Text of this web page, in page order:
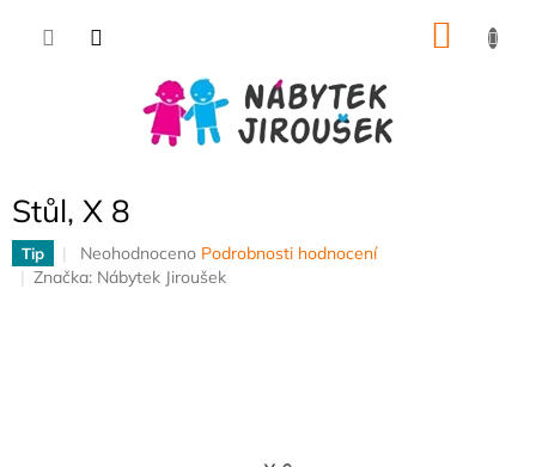
Stůl, X 8
Tip
Průměrné
hodnocení
Neohodnoceno Podrobnosti hodnocení
Značka: Nábytek Jiroušek